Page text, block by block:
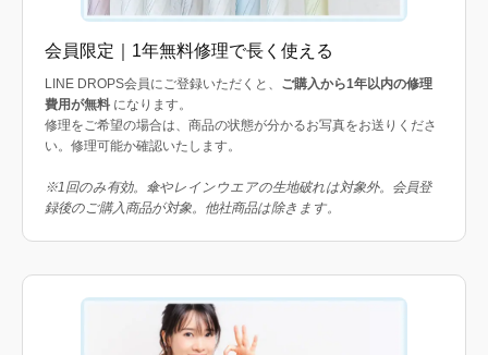
会員限定｜1年無料修理で長く使える
LINE DROPS会員にご登録いただくと、 ご購入から1年以内の修理
費用が無料 になります。
修理をご希望の場合は、商品の状態が分かるお写真をお送りくださ
い。修理可能か確認いたします。
※1回のみ有効。傘やレインウエアの生地破れは対象外。会員登
録後のご購入商品が対象。他社商品は除きます。